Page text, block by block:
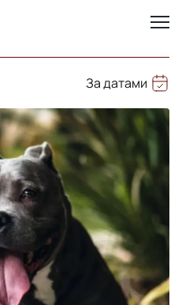
За датами